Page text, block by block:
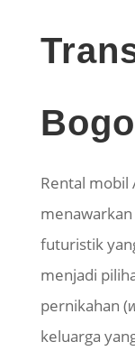
Rental mobil
futuristik
menjadi
pernikahan (
keluarga